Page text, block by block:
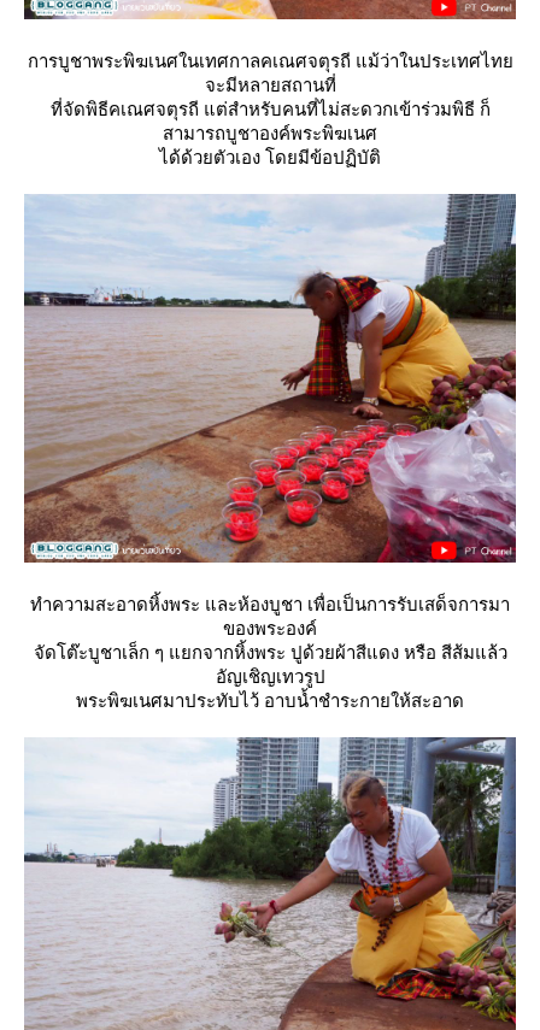
การบูชาพระพิฆเนศในเทศกาลคเณศจตุรถี แม้ว่าในประเทศไท
จะมีหลายสถานที่
ที่จัดพิธีคเณศจตุรถี แต่สำหรับคนที่ไม่สะดวกเข้าร่วมพิธี ก็
สามารถบูชาองค์พระพิฆเนศ
ได้ด้วยตัวเอง โดยมีข้อปฏิบัติ
ทำความสะอาดหิ้งพระ และห้องบูชา เพื่อเป็นการรับเสด็จการมา
ของพระองค์
จัดโต๊ะบูชาเล็ก ๆ แยกจากหิ้งพระ ปูด้วยผ้าสีแดง หรือ สีส้มแล้ว
อัญเชิญเทวรูป
พระพิฆเนศมาประทับไว้ อาบน้ำชำระกายให้สะอาด